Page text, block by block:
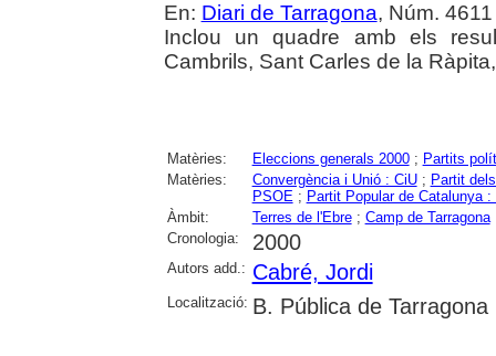
En: Diari de Tarragona, Núm.
Inclou un quadre amb els
Cambrils, Sant Carles de la
Matèries: Eleccions generals 2000; Partits
Matèries:
Convergència i Unió : CiU; Partit
PSOE; Partit Popular de Catalunya :
Àmbit:
Terres de l'Ebre; Camp de Tarragona
Cronologia:
2000
Autors add.: Cabré, Jordi
Localització: B. Pública de Tarragona